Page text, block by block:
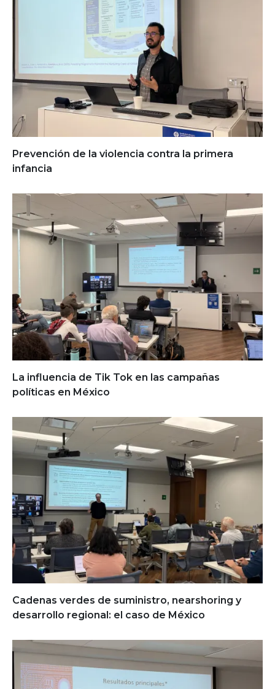
Prevención de la violencia contra la primera
infancia
La influencia de Tik Tok en las campañas
políticas en México
Cadenas verdes de suministro, nearshoring y
desarrollo regional: el caso de México